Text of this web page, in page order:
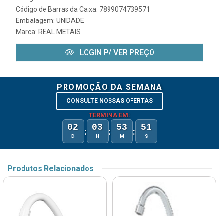
Código de Barras da Caixa: 7899074739571
Embalagem: UNIDADE
Marca: REAL METAIS
LOGIN P/ VER PREÇO
PROMOÇÃO DA SEMANA
CONSULTE NOSSAS OFERTAS
TERMINA EM:
02
D : 03
H : 53
M : 51
S
Produtos Relacionados